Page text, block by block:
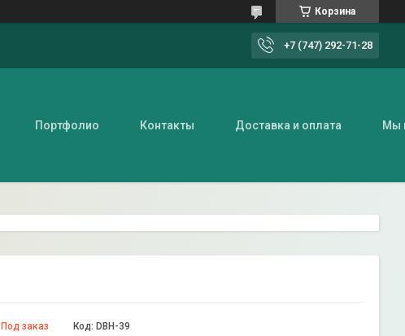
Корзина
+7 (747) 292-71-28
Портфолио Контакты Доставка и оплата Мы
Под заказ Код: DBH-39